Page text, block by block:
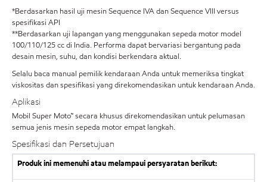
*Berdasarkan hasil uji mesin Sequence IVA dan Sequence VIII versus
spesifikasi API
**Berdasarkan uji lapangan yang menggunakan sepeda motor model
100/110/125 cc di India. Performa dapat bervariasi bergantung pada
desain mesin, suhu, dan kondisi berkendara aktual.
Selalu baca manual pemilik kendaraan Anda untuk memeriksa tingkat
viskositas dan spesifikasi yang direkomendasikan untuk kendaraan Anda.
Aplikasi
Mobil Super Moto™ secara khusus direkomendasikan untuk pelumasan
semua jenis mesin sepeda motor empat langkah.
Spesifikasi dan Persetujuan
Produk ini memenuhi atau melampaui persyaratan berikut: